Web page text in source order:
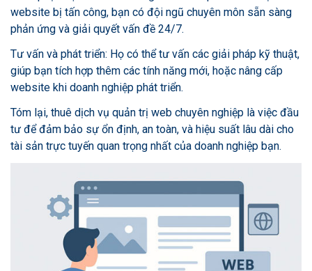
website bị tấn công, bạn có đội ngũ chuyên môn sẵn sàng
phản ứng và giải quyết vấn đề 24/7.
Tư vấn và phát triển: Họ có thể tư vấn các giải pháp kỹ thuật,
giúp bạn tích hợp thêm các tính năng mới, hoặc nâng cấp
website khi doanh nghiệp phát triển.
Tóm lại, thuê dịch vụ quản trị web chuyên nghiệp là việc đầu
tư để đảm bảo sự ổn định, an toàn, và hiệu suất lâu dài cho
tài sản trực tuyến quan trọng nhất của doanh nghiệp bạn.